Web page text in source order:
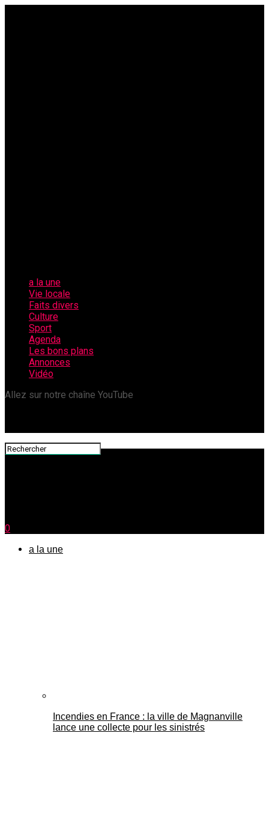
a la une
Vie locale
Faits divers
Culture
Sport
Agenda
Les bons plans
Annonces
Vidéo
Allez sur notre chaîne YouTube
0
a la une
Incendies en France : la ville de Magnanville
lance une collecte pour les sinistrés